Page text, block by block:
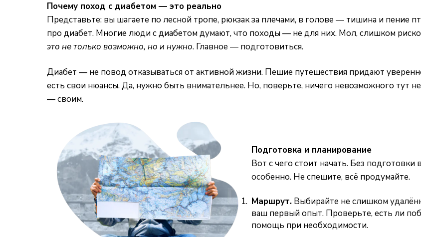
Почему поход с диабетом — это реально
Представьте: вы шагаете по лесной тропе, рюкзак за плечами, в голове — тишина и пение
про диабет. Многие люди с диабетом думают, что походы — не для них. Мол, слишком
это не только возможно, но и нужно. Главное — подготовиться.
Диабет — не повод отказываться от активной жизни. Пешие путешествия придают
есть свои нюансы. Да, нужно быть внимательнее. Но, поверьте, ничего невозможного тут
— своим.
Подготовка и планирование
Вот с чего стоит начать. Без
особенно. Не спешите, всё продумайте.
Маршрут. Выбирайте не слишком
ваш первый опыт. Проверьте, есть ли
помощь при необходимости.